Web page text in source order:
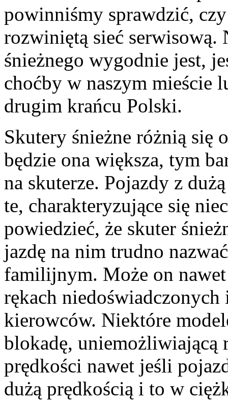
powinniśmy sprawdzić,
rozwiniętą sieć serwisową.
śnieżnego wygodnie jest,
choćby w naszym mieście
drugim krańcu Polski.
Skutery śnieżne różnią się
będzie ona większa, tym
na skuterze. Pojazdy z
te, charakteryzujące się
powiedzieć, że skuter
jazdę na nim trudno
familijnym. Może on
rękach
kierowców. Niektóre
blokadę, uniemożliwiającą
prędkości nawet jeśli
dużą prędkością i to w